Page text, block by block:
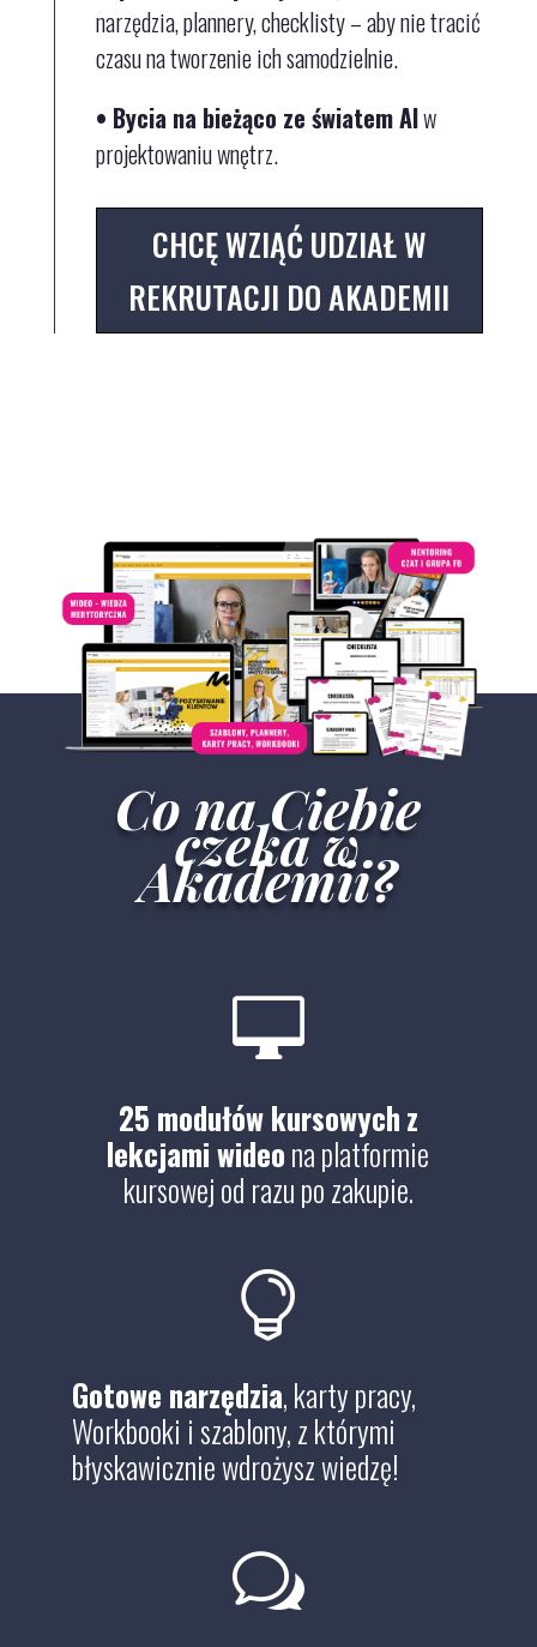
narzędzia, plannery, checklisty – aby nie tracić
czasu na tworzenie ich samodzielnie.
• Bycia na bieżąco ze światem AIw
projektowaniu wnętrz.
CHCĘ WZIĄĆ UDZIAŁ W
REKRUTACJI DO AKADEMII
Co na Ciebie
czeka w
Akademii?

25 modułów kursowychz
lekcjami wideona platformie
kursowej od razu po zakupie.

Gotowe narzędzia, karty pracy,
Workbooki i szablony, z którymi
błyskawicznie wdrożysz wiedzę!
w